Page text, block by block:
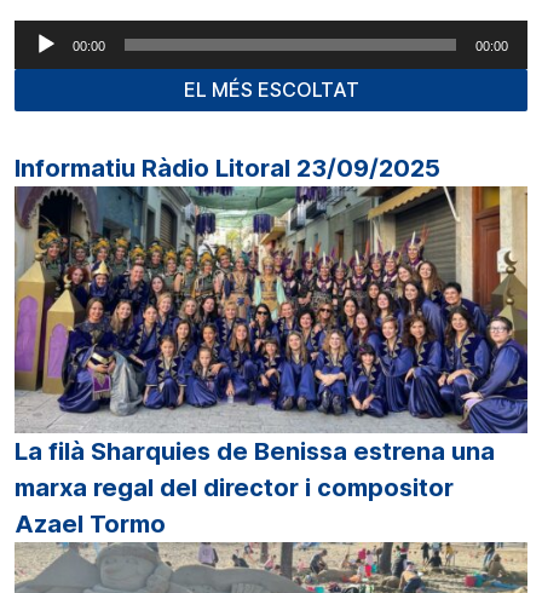
Reproductor
d'àudio
00:00 00:00
EL MÉS ESCOLTAT
Informatiu Ràdio Litoral 23/09/2025
La filà Sharquies de Benissa estrena una
marxa regal del director i compositor
Azael Tormo